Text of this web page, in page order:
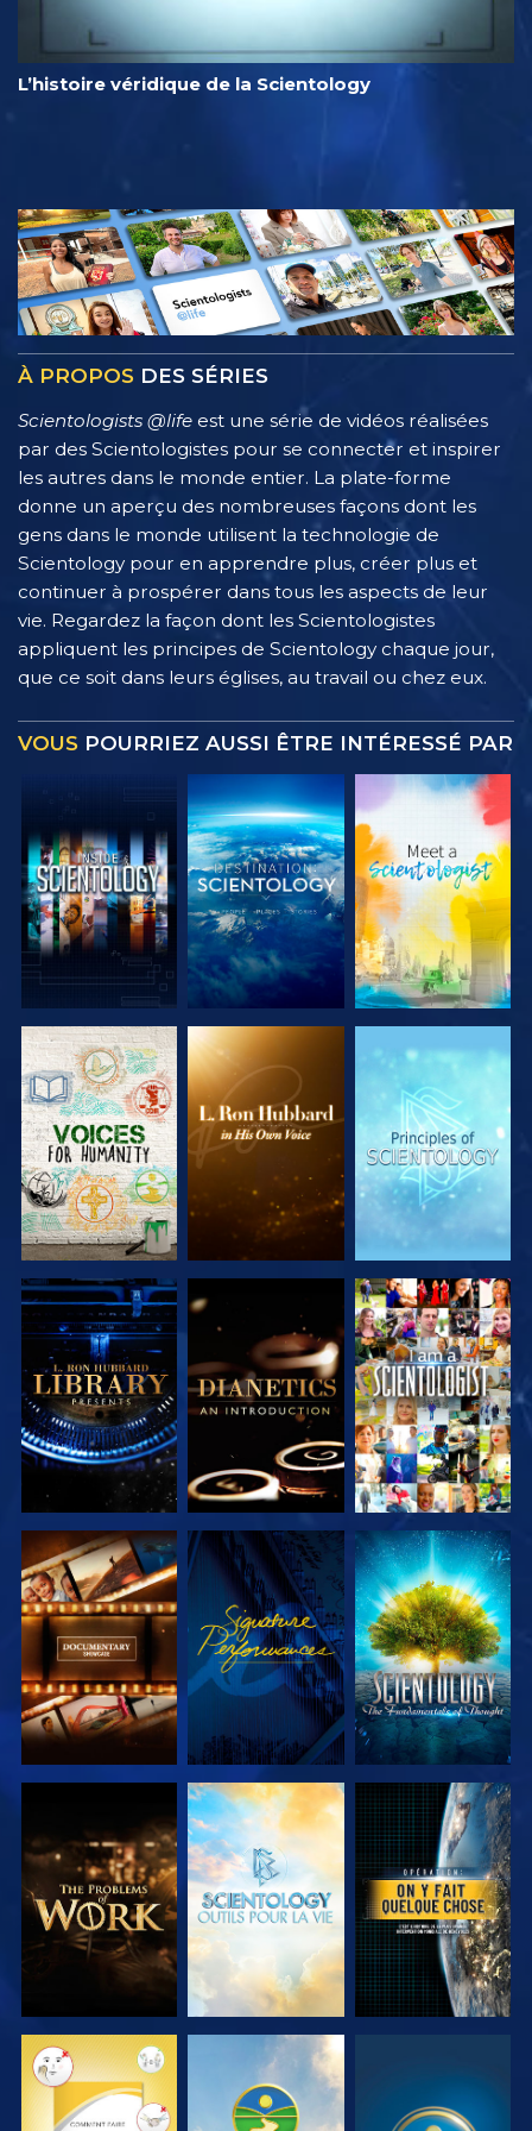
L’histoire véridique de la Scientology
À PROPOS DES SÉRIES
Scientologists @life est une série de vidéos réalisées
par des Scientologistes pour se connecter et inspirer
les autres dans le monde entier. La plate-forme
donne un aperçu des nombreuses façons dont les
gens dans le monde utilisent la technologie de
Scientology pour en apprendre plus, créer plus et
continuer à prospérer dans tous les aspects de leur
vie. Regardez la façon dont les Scientologistes
appliquent les principes de Scientology chaque jour,
que ce soit dans leurs églises, au travail ou chez eux.
VOUS POURRIEZ AUSSI ÊTRE INTÉRESSÉ PAR
DÉCOUVRIR
LES SÉRIES
DÉCOUVRIR
LES SÉRIES
DÉCOUVRIR
LES SÉRIES
DÉCOUVRIR
LES SÉRIES
DÉCOUVRIR
LES SÉRIES
REGARDER
DÉCOUVRIR
LES SÉRIES
REGARDER
DÉCOUVRIR
LES SÉRIES
DÉCOUVRIR
LES SÉRIES
DÉCOUVRIR
LES SÉRIES
REGARDER
REGARDER REGARDER REGARDER